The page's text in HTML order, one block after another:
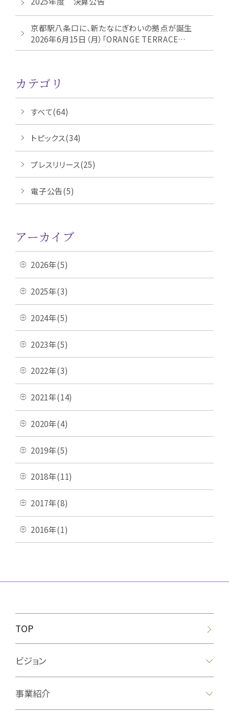
京都駅八条口に、新たなにぎわいの拠点が誕生
2026年6月15日（月）「ORANGE TERRACE
KYOT...
カテゴリ
すべて(64)
トピックス(34)
プレスリリース(25)
電子公告(5)
アーカイブ
2026年(5)
2025年(3)
2024年(5)
2023年(5)
2022年(3)
2021年(14)
2020年(4)
2019年(5)
2018年(11)
2017年(8)
2016年(1)
TOP
ビジョン
事業紹介